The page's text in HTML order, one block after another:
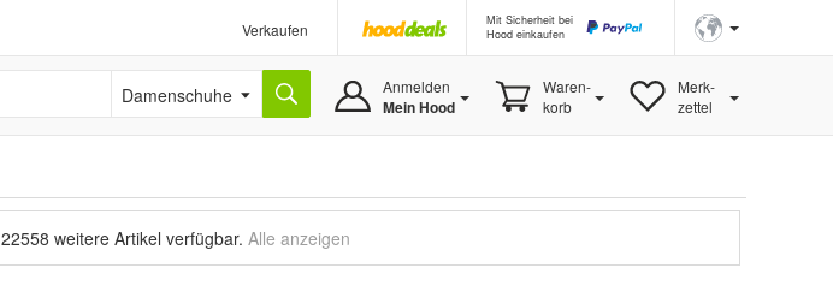
Verkaufen
Mit Sicherheit bei
Hood einkaufen
Damenschuhe Anmelden
Mein Hood
Waren-
korb
Merk-
zettel
22558 weitere Artikel verfügbar. Alle anzeigen